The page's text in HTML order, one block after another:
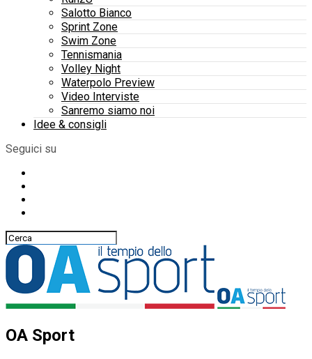
Salotto Bianco
Sprint Zone
Swim Zone
Tennismania
Volley Night
Waterpolo Preview
Video Interviste
Sanremo siamo noi
Idee & consigli
Seguici su
OA Sport